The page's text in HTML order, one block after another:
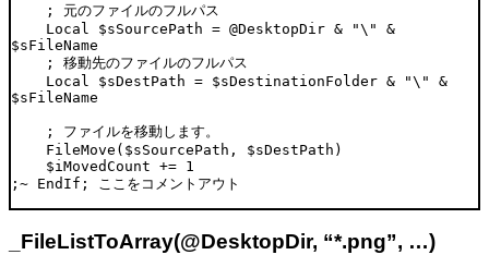
; 元のファイルのフルパス
Local
$sSourcePath = @DesktopDir & "\"
&
$sFileName
; 移動先のファイルのフルパス
Local
$sDestPath = $sDestinationFolder & "\"
&
$sFileName
; ファイルを移動します。
FileMove ( $sSourcePath , $sDestPath )
$iMovedCount += 1
;~ EndIf; ここをコメントアウト
_FileListToArray(@DesktopDir, “*.png”, …)